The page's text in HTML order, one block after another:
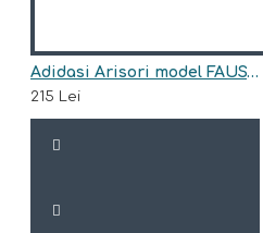
Adidasi Arisori model FAUSTO
215 Lei